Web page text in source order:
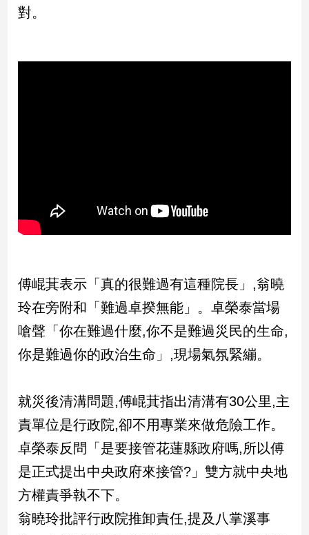
觀
病
毒
南
台
灣
台
灣
觀
點
娛
對。
傅崐萁表示「真的很難過有這種院長」,翁曉
玲在旁附和「難過卓揆無能」。卓榮泰當場
嗆聲「你在難過什麼,你不是難過災民的生命,
你是難過你的政治生命」,現場氣氛緊繃。
就災後清溝問題,傅崐萁指出清溝有30公里,主
責單位是行政院,卻不用專業來做危險工作。
卓榮泰反問「是要接管花蓮縣政府嗎,所以傅
是正式提出中央政府來接管?」雙方就中央地
方權責爭執不下。
翁曉玲批評行政院推卸責任,提及八掌溪事